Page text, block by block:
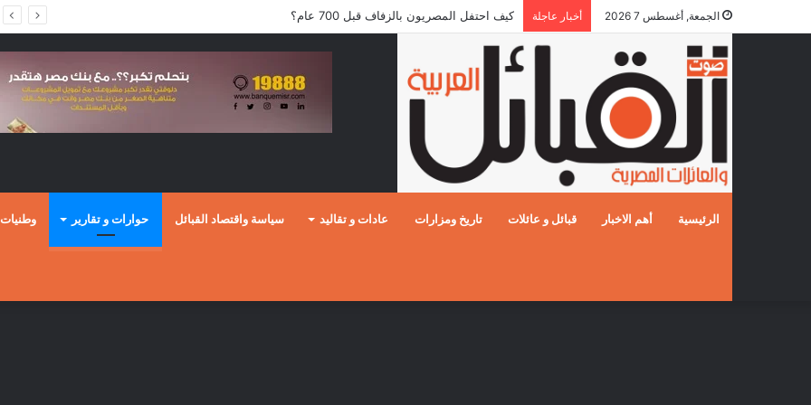
الجمعة, أغسطس 7 2026 أخبار عاجلة كيف احتفل المصريون بالزفاف قبل 700 عام؟
الرئيسية أهم الاخبار قبائل و عائلات تاريخ ومزارات عادات و تقاليد سياسة واقتصاد القبائل حوارات و تقارير وطنيات